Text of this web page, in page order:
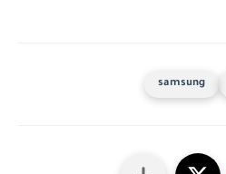
samsung